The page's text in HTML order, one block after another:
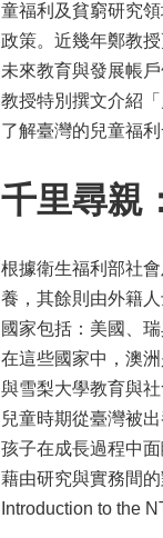
童福利及貧窮研究
政策。近幾年鄭教
未來教育與發展帳
教授特別撰文介紹
了解臺灣的兒童福
千里尋親
根據衛生福利部社
養，其餘則由外籍
國家包括：美國、
在這些國家中，澳
與雪梨大學教育與
兒童時期從臺灣被
孩子在成長過程中
藉由研究與實務間
Introduction to the